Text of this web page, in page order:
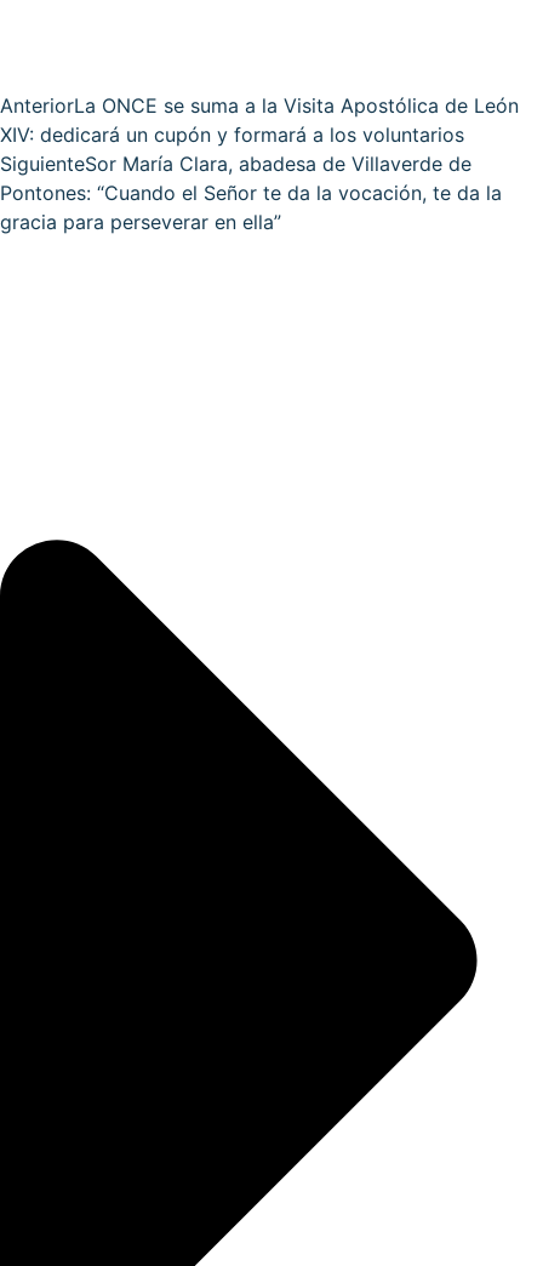
AnteriorLa ONCE se suma a la Visita Apostólica de León
XIV: dedicará un cupón y formará a los voluntarios
SiguienteSor María Clara, abadesa de Villaverde de
Pontones: “Cuando el Señor te da la vocación, te da la
gracia para perseverar en ella”